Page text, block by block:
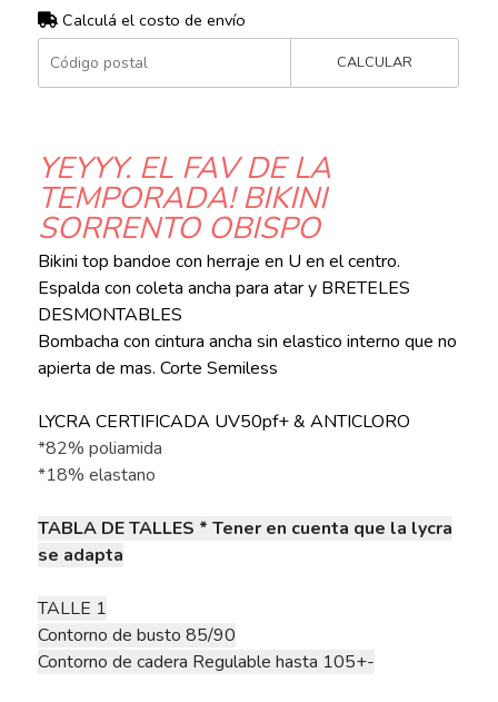
Calculá el costo de envío
CALCULAR
YEYYY, EL FAV DE LA
TEMPORADA! BIKINI
SORRENTO OBISPO
Bikini top bandoe con herraje en U en el centro.
Espalda con coleta ancha para atar y BRETELES
DESMONTABLES
Bombacha con cintura ancha sin elastico interno que no
apierta de mas. Corte Semiless
LYCRA CERTIFICADA UV50pf+ & ANTICLORO
*82% poliamida
*18% elastano
TABLA DE TALLES * Tener en cuenta que la lycra
se adapta
TALLE 1
Contorno de busto 85/90
Contorno de cadera Regulable hasta 105+-